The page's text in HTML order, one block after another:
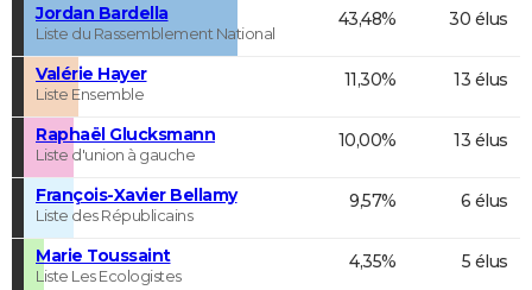
Jordan Bardella
Liste du Rassemblement National
43,48% 30 élus
Valérie Hayer
Liste Ensemble
11,30% 13 élus
Raphaël Glucksmann
Liste d'union à gauche
10,00% 13 élus
François-Xavier Bellamy
Liste des Républicains
9,57% 6 élus
Marie Toussaint
Liste Les Ecologistes
4,35% 5 élus